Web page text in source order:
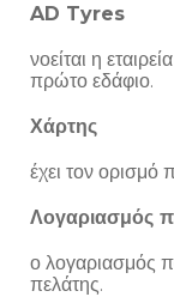
AD Tyres
νοείται η
πρώτο εδάφιο.
Χάρτης
έχει τον ορισμό
Λογαριασμός
ο λογαριασμός
πελάτης.